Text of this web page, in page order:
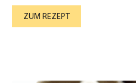
ZUM REZEPT